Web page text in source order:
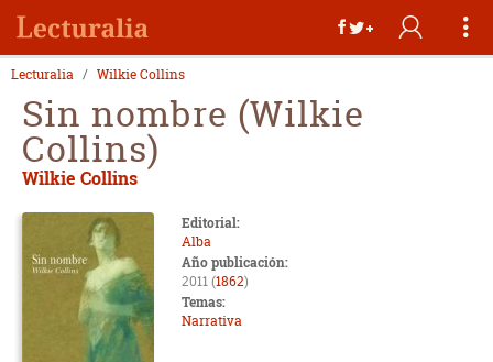
Lecturalia Wilkie Collins
Sin nombre (Wilkie
Collins)
Wilkie Collins
Editorial:
Alba
Año publicación:
2011 (1862)
Temas:
Narrativa